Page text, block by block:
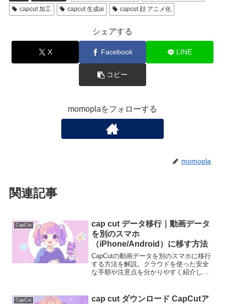
capcut 加工
capcut 生成ai capcut 顔 アニメ化
シェアする
X Facebook LINE
コピー
momoplaをフォローする
momopla
関連記事
CapCut
cap cut データ移行｜動画データ
を別のスマホ
（iPhone/Android）に移す方法
CapCutの動画データを別のスマホに移行
する方法を解説。クラウドを使った安全
な手順や注意点を分かりやすく紹介しま
CapCut
cap cut ダウンロード CapCutア